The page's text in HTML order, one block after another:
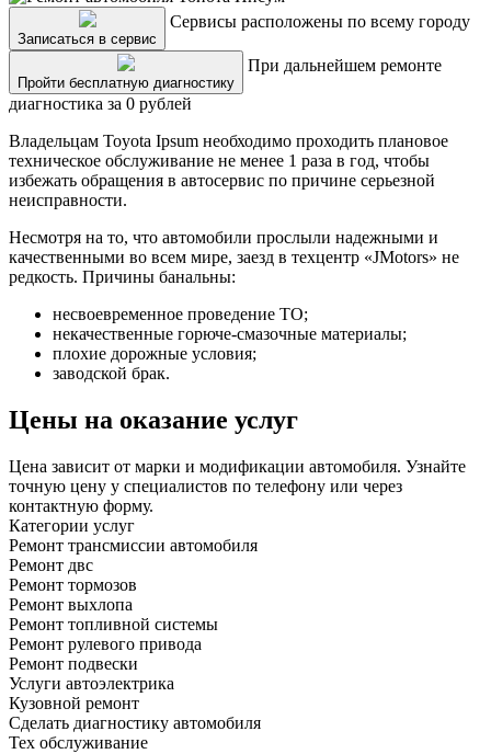
Записаться в сервис
Сервисы расположены по всему городу
Пройти бесплатную диагностику
При дальнейшем ремонте
диагностика за 0 рублей
Владельцам Toyota Ipsum необходимо проходить плановое
техническое обслуживание не менее 1 раза в год, чтобы
избежать обращения в автосервис по причине серьезной
неисправности.
Несмотря на то, что автомобили прослыли надежными и
качественными во всем мире, заезд в техцентр «JMotors» не
редкость. Причины банальны:
несвоевременное проведение ТО;
некачественные горюче-смазочные материалы;
плохие дорожные условия;
заводской брак.
Цены на оказание услуг
Цена зависит от марки и модификации автомобиля. Узнайте
точную цену у специалистов по телефону или через
контактную форму.
Категории услуг
Ремонт трансмиссии автомобиля
Ремонт двс
Ремонт тормозов
Ремонт выхлопа
Ремонт топливной системы
Ремонт рулевого привода
Ремонт подвески
Услуги автоэлектрика
Кузовной ремонт
Сделать диагностику автомобиля
Тех обслуживание